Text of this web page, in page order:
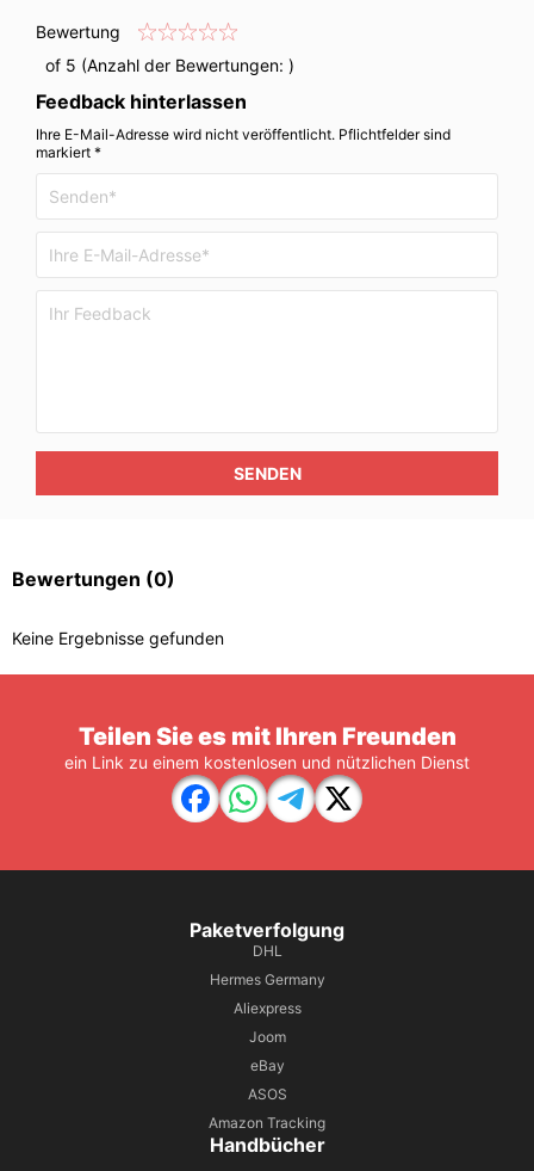
Bewertung
of 5 (Anzahl der Bewertungen: )
Feedback hinterlassen
Ihre E-Mail-Adresse wird nicht veröffentlicht. Pflichtfelder sind
markiert *
SENDEN
Bewertungen (0)
Keine Ergebnisse gefunden
Teilen Sie es mit Ihren Freunden
ein Link zu einem kostenlosen und nützlichen Dienst
Paketverfolgung
DHL
Hermes Germany
Aliexpress
Joom
eBay
ASOS
Amazon Tracking
Handbücher